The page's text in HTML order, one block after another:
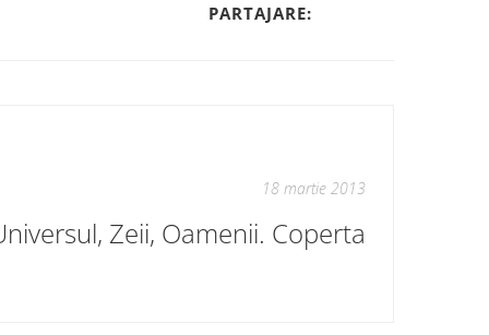
PARTAJARE:
18 martie 2013
Zeii, Oamenii. Coperta